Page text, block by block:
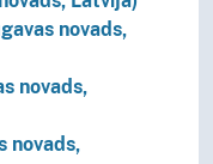
novads,
novads,
novads,